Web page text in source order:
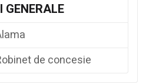
GENERALE
de concesie